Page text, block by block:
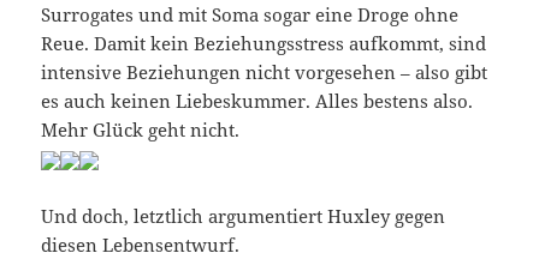
Surrogates und mit Soma sogar eine Droge ohne
Reue. Damit kein Beziehungsstress aufkommt, sind
intensive Beziehungen nicht vorgesehen – also gibt
es auch keinen Liebeskummer. Alles bestens also.
Mehr Glück geht nicht.
Und doch, letztlich argumentiert Huxley gegen
diesen Lebensentwurf.